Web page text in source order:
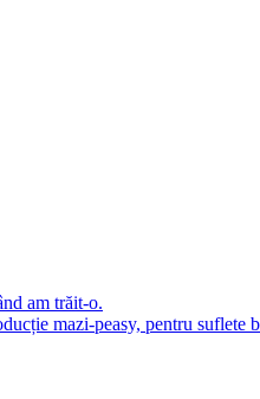
am trăit-o.
mazi-peasy, pentru suflete